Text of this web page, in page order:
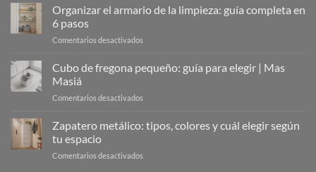
Metálicos:
La
Organizar
Organizar el armario de la limpieza: guía completa en
6 pasos
Comentarios desactivados
armario
guía
completa
Cubo de fregona pequeño: guía para elegir | Mas
Masiá
Comentarios desactivados
de
fregona
Zapatero metálico: tipos, colores y cuál elegir según
tu espacio
Comentarios desactivados